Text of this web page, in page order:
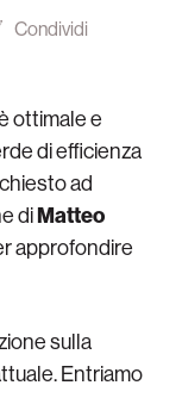
Condividi
ottimale e
di efficienza
ad
diMatteo
approfondire
sulla
Entriamo